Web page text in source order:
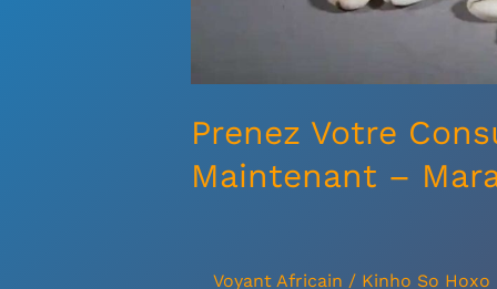
Prenez Votre
Maintenant –
Voyant Africain / Kinho So Hoxo